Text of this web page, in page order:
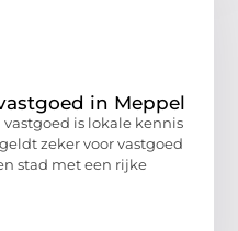
in Meppel
is lokale kennis
zeker voor vastgoed
stad met een rijke